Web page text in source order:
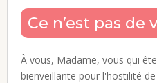
Ce n’est pas de
À vous, Madame, vous qui
bienveillante pour l'hostilité